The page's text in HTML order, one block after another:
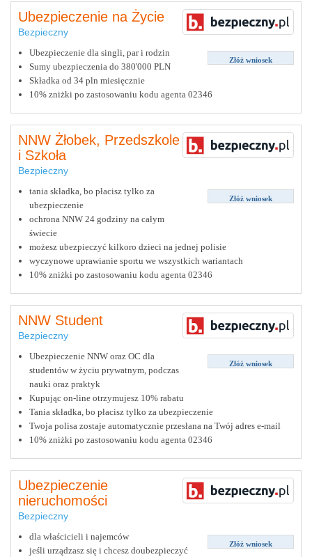
Ubezpieczenie na Życie
Bezpieczny
Złóż wniosek
Ubezpieczenie dla singli, par i rodzin
Sumy ubezpieczenia do 380'000 PLN
Składka od 34 pln miesięcznie
10% zniżki po zastosowaniu kodu agenta 02346
NNW Żłobek, Przedszkole
i Szkoła
Bezpieczny
Złóż wniosek
tania składka, bo płacisz tylko za
ubezpieczenie
ochrona NNW 24 godziny na całym
świecie
możesz ubezpieczyć kilkoro dzieci na jednej polisie
wyczynowe uprawianie sportu we wszystkich wariantach
10% zniżki po zastosowaniu kodu agenta 02346
NNW Student
Bezpieczny
Złóż wniosek
Ubezpieczenie NNW oraz OC dla
studentów w życiu prywatnym, podczas
nauki oraz praktyk
Kupując on-line otrzymujesz 10% rabatu
Tania składka, bo płacisz tylko za ubezpieczenie
Twoja polisa zostaje automatycznie przesłana na Twój adres e-mail
10% zniżki po zastosowaniu kodu agenta 02346
Ubezpieczenie
nieruchomości
Bezpieczny
Złóż wniosek
dla właścicieli i najemców
jeśli urządzasz się i chcesz doubezpieczyć